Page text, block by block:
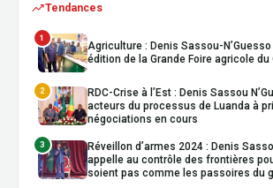
Tendances
1
Agriculture : Denis Sassou-
édition de la Grande Foire agricole du
2
RDC-Crise à l’Est : Denis Sassou
acteurs du processus de Luanda à
négociations en cours
3
Réveillon d’armes 2024 : Denis
appelle au contrôle des frontières
soient pas comme les passoires du